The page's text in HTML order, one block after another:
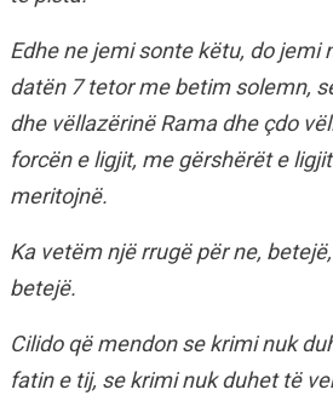
Edhe ne jemi sonte këtu, do jemi
datën 7 tetor me betim solemn,
dhe vëllazërinë Rama dhe çdo
forcën e ligjit, me gërshërët e
meritojnë.
Ka vetëm një rrugë për ne,
betejë.
Cilido që mendon se krimi nuk
fatin e tij, se krimi nuk duhet të